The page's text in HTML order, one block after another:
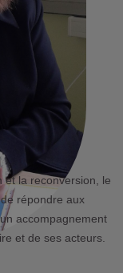
et la reconversion, le
répondre aux
accompagnement
et de ses acteurs.